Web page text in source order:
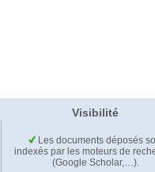
Visibilité
Les documents déposés
indexés par les moteurs de
(Google Scholar,…).